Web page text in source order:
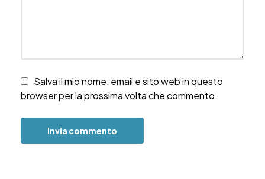
Salva il mio nome, email e sito web in questo
browser per la prossima volta che commento.